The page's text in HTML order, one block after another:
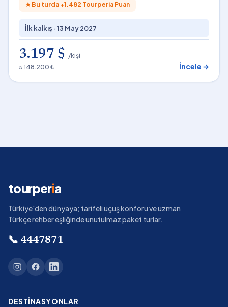
★ Bu turda +1.482 Tourperia Puan
İlk kalkış ·13 May 2027
3.197 $ /kişi
≈ 148.200 ₺
İncele →
tourperia
Türkiye'den dünyaya; tarifeli uçuş konforu ve uzman
Türkçe rehber eşliğinde unutulmaz paket turlar.
📞 4447871
DESTINASYONLAR